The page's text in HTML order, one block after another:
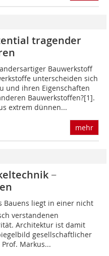
tragender
Bauwerkstoff
unterscheiden sich
und ihren Eigenschaften
Bauwerkstoffen?[1].
extrem dünnen...
mehr
−
Bauens liegt in einer nicht
verstandenen
Architektur ist damit
gesellschaftlicher
Prof. Markus...